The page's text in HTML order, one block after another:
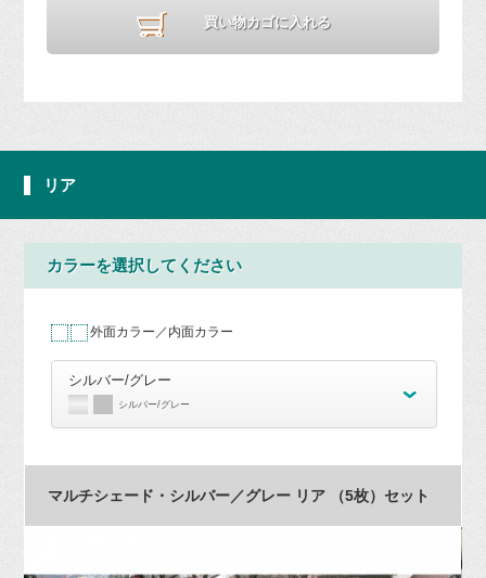
買い物カゴに入れる
リア
カラーを選択してください
外面カラー／内面カラー
シルバー/グレー
シルバー/グレー
マルチシェード・シルバー／グレー リア （5枚）セット